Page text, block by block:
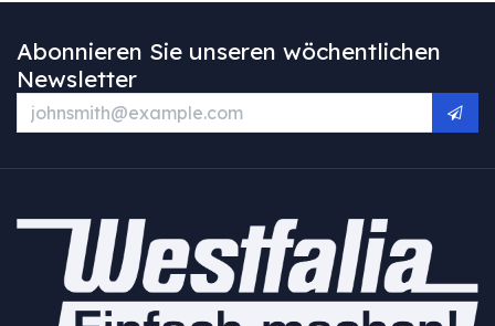
Abonnieren Sie unseren wöchentlichen
Newsletter